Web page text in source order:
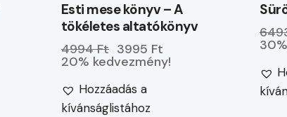
Esti mese könyv – A
tökéletes altatókönyv
4994 Ft 3995 Ft
20% kedvezmény!
Hozzáadás a
kívánságlistához